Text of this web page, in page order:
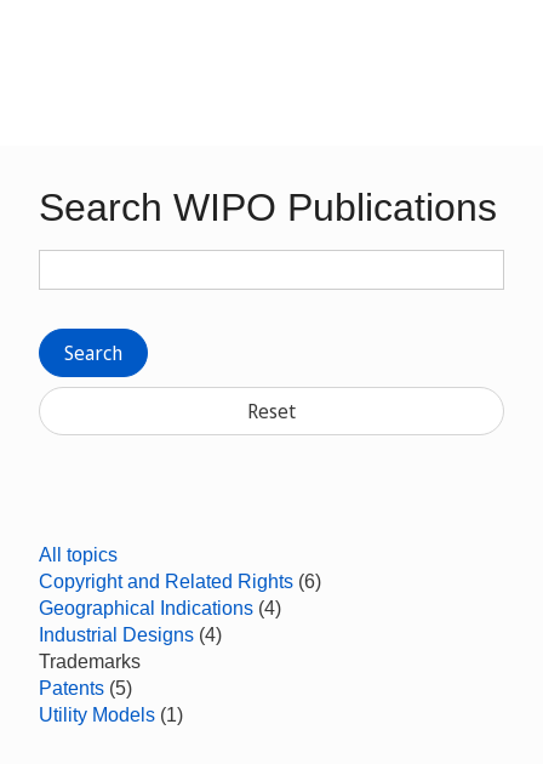
Search WIPO Publications
Search
Reset
All topics
Copyright and Related Rights (6)
Geographical Indications (4)
Industrial Designs (4)
Trademarks
Patents (5)
Utility Models (1)